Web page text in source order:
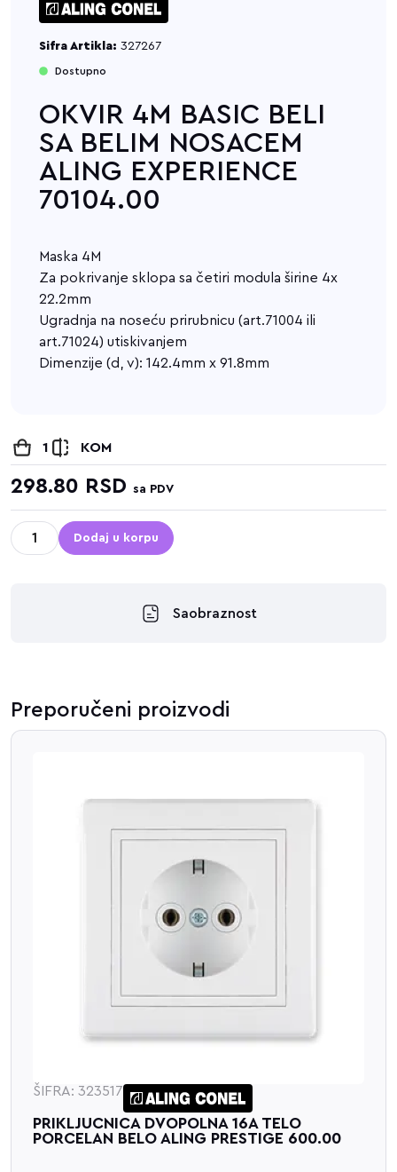
Sifra Artikla: 327267
Dostupno
OKVIR 4M BASIC BELI
SA BELIM NOSACEM
ALING EXPERIENCE
70104.00
Maska 4M
Za pokrivanje sklopa sa četiri modula širine 4x
22.2mm
Ugradnja na noseću prirubnicu (art.71004 ili
art.71024) utiskivanjem
Dimenzije (d, v): 142.4mm x 91.8mm
1 KOM
298.80 RSD sa PDV
Dodaj u korpu
Saobraznost
Preporučeni proizvodi
ŠIFRA: 323517
PRIKLJUCNICA DVOPOLNA 16A TELO
PORCELAN BELO ALING PRESTIGE 600.00